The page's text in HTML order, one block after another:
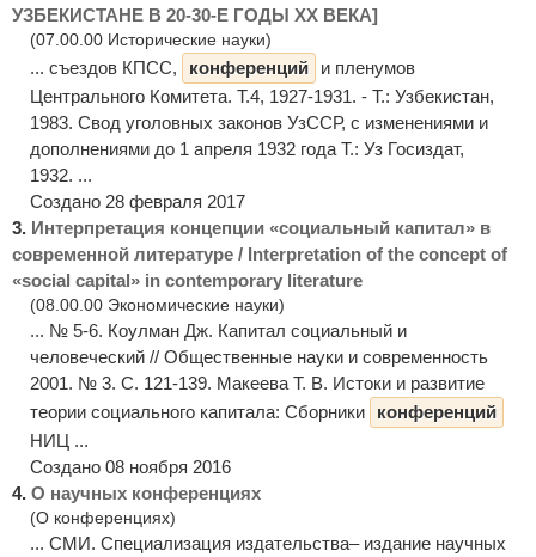
УЗБЕКИСТАНЕ В 20-30-Е ГОДЫ ХХ ВЕКА]
(07.00.00 Исторические науки)
... съездов КПСС, конференций
и пленумов
Центрального Комитета. Т.4, 1927-1931. - Т.: Узбекистан,
1983. Свод уголовных законов УзССР, с изменениями и
дополнениями до 1 апреля 1932 года Т.: Уз Госиздат,
1932. ...
Создано 28 февраля 2017
3. Интерпретация концепции «социальный капитал» в
современной литературе / Interpretation of the concept of
«social capital» in contemporary literature
(08.00.00 Экономические науки)
... № 5-6. Коулман Дж. Капитал социальный и
человеческий // Общественные науки и современность
2001. № 3. С. 121-139. Макеева Т. В. Истоки и развитие
теории социального капитала: Сборники
конференций
НИЦ ...
Создано 08 ноября 2016
4. О научных конференциях
(О конференциях)
... СМИ. Специализация издательства– издание научных